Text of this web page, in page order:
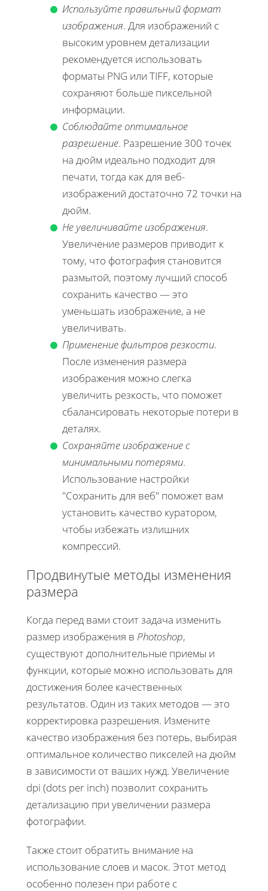
Используйте правильный формат
изображения. Для изображений с
высоким уровнем детализации
рекомендуется использовать
форматы PNG или TIFF, которые
сохраняют больше пиксельной
информации.
Соблюдайте оптимальное
разрешение. Разрешение 300 точек
на дюйм идеально подходит для
печати, тогда как для веб-
изображений достаточно 72 точки на
дюйм.
Не увеличивайте изображения.
Увеличение размеров приводит к
тому, что фотография становится
размытой, поэтому лучший способ
сохранить качество — это
уменьшать изображение, а не
увеличивать.
Применение фильтров резкости.
После изменения размера
изображения можно слегка
увеличить резкость, что поможет
сбалансировать некоторые потери в
деталях.
Сохраняйте изображение с
минимальными потерями.
Использование настройки
"Сохранить для веб" поможет вам
установить качество куратором,
чтобы избежать излишних
компрессий.
Продвинутые методы изменения
размера
Когда перед вами стоит задача изменить
размер изображения в Photoshop,
существуют дополнительные приемы и
функции, которые можно использовать для
достижения более качественных
результатов. Один из таких методов — это
корректировка разрешения. Измените
качество изображения без потерь, выбирая
оптимальное количество пикселей на дюйм
в зависимости от ваших нужд. Увеличение
dpi (dots per inch) позволит сохранить
детализацию при увеличении размера
фотографии.
Также стоит обратить внимание на
использование слоев и масок. Этот метод
особенно полезен при работе с